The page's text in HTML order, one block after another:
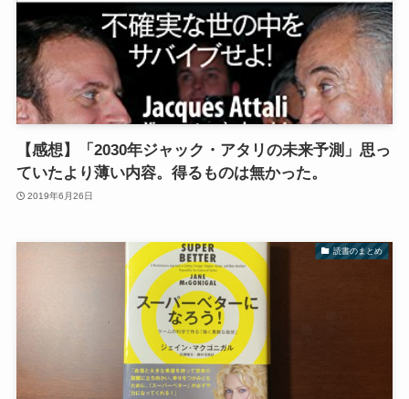
【感想】「2030年ジャック・アタリの未来予測」思っ
ていたより薄い内容。得るものは無かった。
2019年6月26日
読書のまとめ